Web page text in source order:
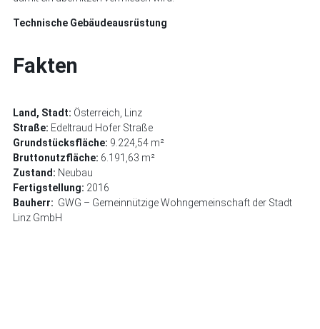
Technische Gebäudeausrüstung
Fakten
Land, Stadt: Österreich, Linz
Straße: Edeltraud Hofer Straße
Grundstücksfläche: 9.224,54 m²
Bruttonutzfläche: 6.191,63 m²
Zustand: Neubau
Fertigstellung: 2016
Bauherr: GWG – Gemeinnützige Wohngemeinschaft der Stadt
Linz GmbH